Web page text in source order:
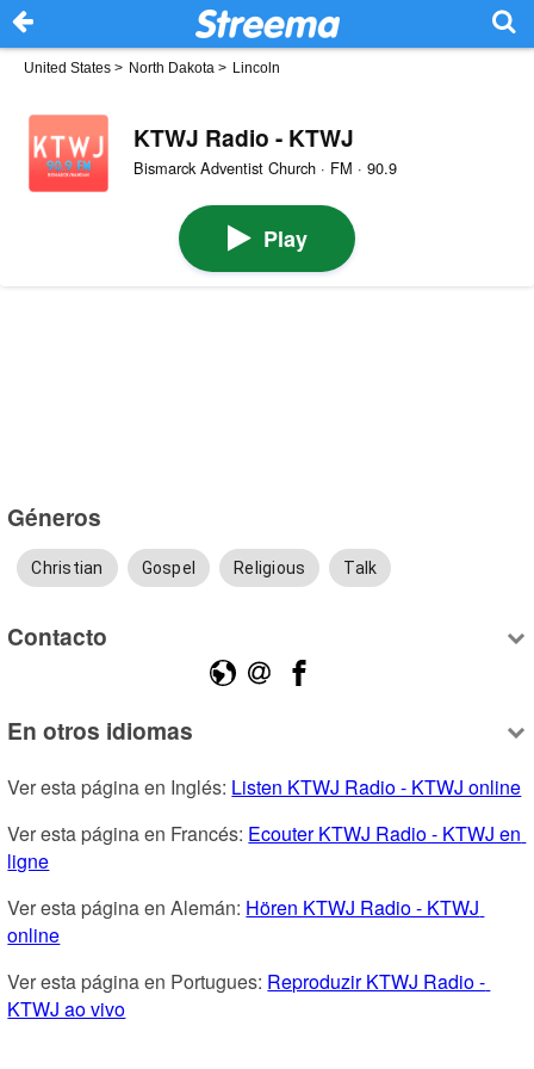
United States > North Dakota > Lincoln
KTWJ Radio - KTWJ
Bismarck Adventist Church · FM · 90.9
Play
Géneros
Christian Gospel Religious Talk
Contacto
En otros idiomas
Ver esta página en Inglés: Listen KTWJ Radio - KTWJ online
Ver esta página en Francés: Ecouter KTWJ Radio - KTWJ en
ligne
Ver esta página en Alemán: Hören KTWJ Radio - KTWJ
online
Ver esta página en Portugues: Reproduzir KTWJ Radio -
KTWJ ao vivo